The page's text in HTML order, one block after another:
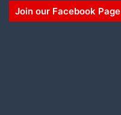
Join our Facebook Page